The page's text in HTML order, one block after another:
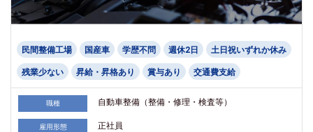
民間整備工場 国産車 学歴不問 週休2日 土日祝いずれか休み
残業少ない 昇給・昇格あり 賞与あり 交通費支給
職種 自動車整備（整備・修理・検査等）
雇用形態 正社員